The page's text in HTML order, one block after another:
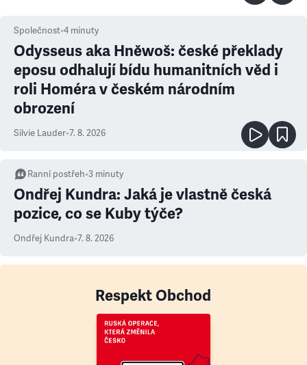
Společnost•4 minuty
Odysseus aka Hněwoš: české překlady
eposu odhalují bídu humanitních věd i
roli Homéra v českém národním
obrození
Silvie Lauder•7. 8. 2026
Ranní postřeh•3 minuty
Ondřej Kundra: Jaká je vlastně česká
pozice, co se Kuby týče?
Ondřej Kundra•7. 8. 2026
Respekt Obchod